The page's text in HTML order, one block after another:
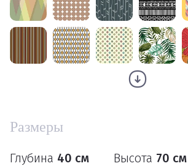
Размеры
Глубина 40 см Высота 70 см